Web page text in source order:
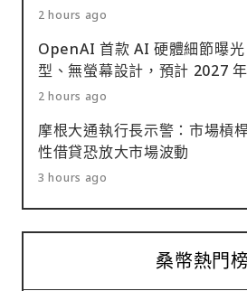
2 hours ago
OpenAI 首款 AI 硬體細節曝
型、無螢幕設計，預計 2027
2 hours ago
摩根大通執行長示警：市場槓
性借貸恐放大市場波動
3 hours ago
桑幣熱門榜